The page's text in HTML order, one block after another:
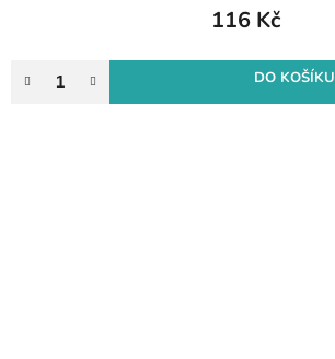
116 Kč
DO KOŠÍKU